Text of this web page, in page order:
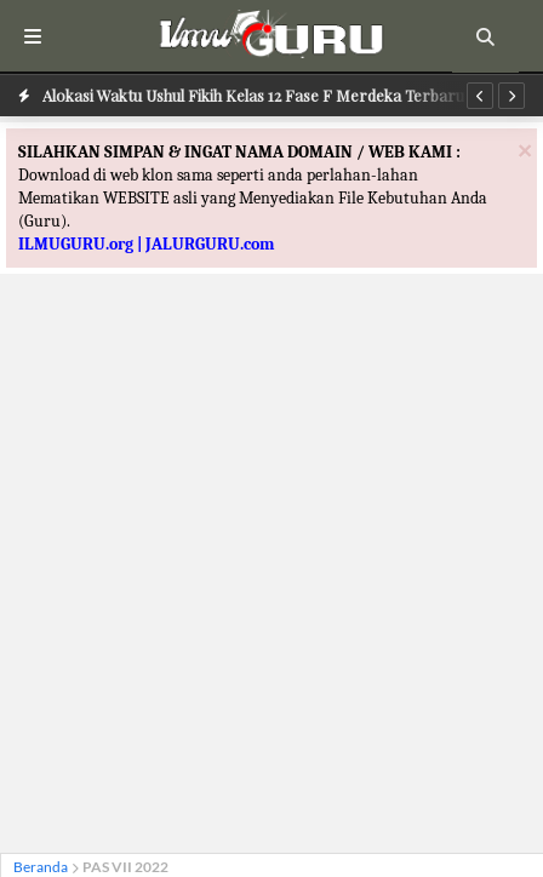
Alokasi Waktu Ushul Fikih Kelas 12 Fase F Merdeka Terbaru
Alokasi Waktu Ilmu Tafsir Kelas 12 Fase F Merdeka Terbaru
×
SILAHKAN SIMPAN & INGAT NAMA DOMAIN / WEB KAMI :
Download di web klon sama seperti anda perlahan-lahan
Mematikan WEBSITE asli yang Menyediakan File Kebutuhan Anda
(Guru).
ILMUGURU.org | JALURGURU.com
Beranda PAS VII 2022